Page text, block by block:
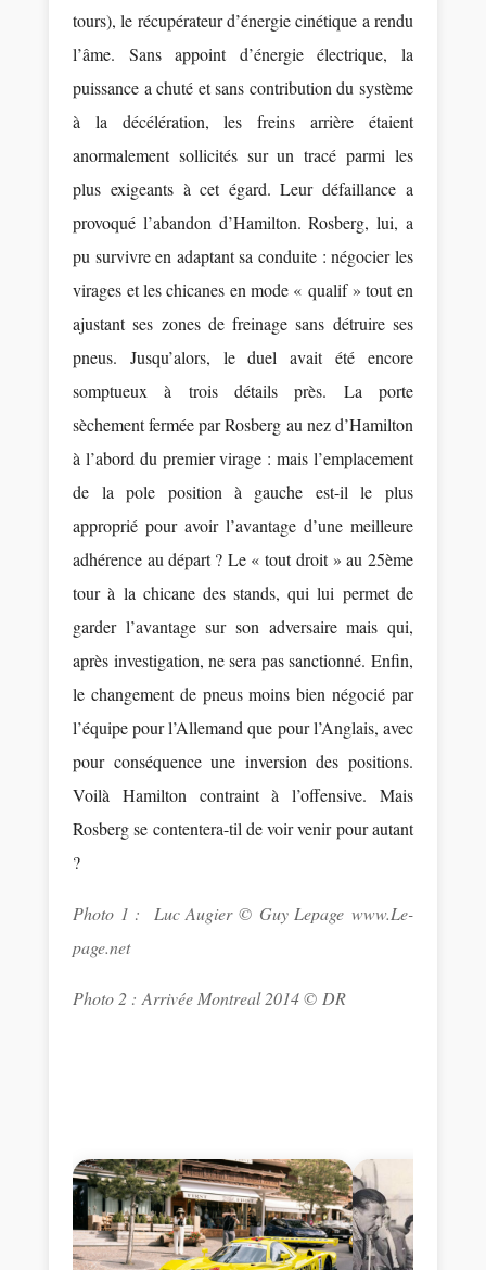
tours), le récupérateur d’énergie cinétique a rendu
l’âme. Sans appoint d’énergie électrique, la
puissance a chuté et sans contribution du système
à la décélération, les freins arrière étaient
anormalement sollicités sur un tracé parmi les
plus exigeants à cet égard. Leur défaillance a
provoqué l’abandon d’Hamilton. Rosberg, lui, a
pu survivre en adaptant sa conduite : négocier les
virages et les chicanes en mode « qualif » tout en
ajustant ses zones de freinage sans détruire ses
pneus. Jusqu’alors, le duel avait été encore
somptueux à trois détails près. La porte
sèchement fermée par Rosberg au nez d’Hamilton
à l’abord du premier virage : mais l’emplacement
de la pole position à gauche est-il le plus
approprié pour avoir l’avantage d’une meilleure
adhérence au départ ? Le « tout droit » au 25ème
tour à la chicane des stands, qui lui permet de
garder l’avantage sur son adversaire mais qui,
après investigation, ne sera pas sanctionné. Enfin,
le changement de pneus moins bien négocié par
l’équipe pour l’Allemand que pour l’Anglais, avec
pour conséquence une inversion des positions.
Voilà Hamilton contraint à l’offensive. Mais
Rosberg se contentera-til de voir venir pour autant
?
Photo 1 : Luc Augier © Guy Lepage www.Le-
page.net
Photo 2 : Arrivée Montreal 2014 © DR